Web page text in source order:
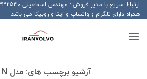
Skip
to
content
همراه دارای تلگرام و واتساپ و ایتا و روبیکا می باشد
آرشیو برچسب های: مدل N ولوو